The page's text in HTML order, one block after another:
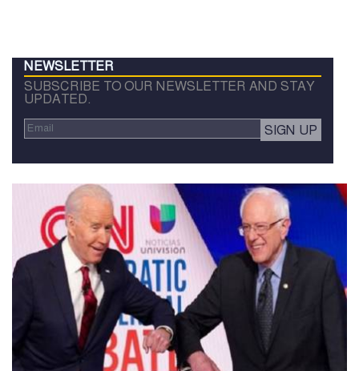
NEWSLETTER
SUBSCRIBE TO OUR NEWSLETTER AND STAY
UPDATED.